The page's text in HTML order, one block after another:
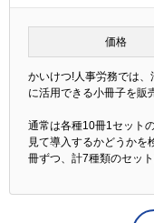
価格
かいけつ!人事労務では
に活用できる小冊子を販
通常は各種10冊1セット
見て導入するかどうかを
冊ずつ、計7種類のセッ